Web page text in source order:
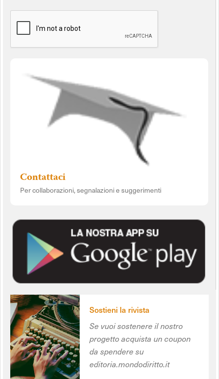
Contattaci
Per collaborazioni, segnalazioni e suggerimenti
Sostieni la rivista
Se vuoi sostenere il nostro
progetto acquista un coupon
da spendere su
editoria.mondodiritto.it